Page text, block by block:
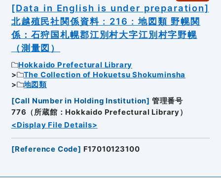
[Data in English is under preparation]
北越殖民社関係資料 : 216 : 地図類 野幌関
係：石狩国札幌郡江別村大字江別村字野幌
（測量図）
Hokkaido Prefectural Library
The Collection of Hokuetsu Shokuminsha
地図類
[Call Number in Holding Institution] 管理番号
776（所蔵館：Hokkaido Prefectural Library）
<Display File Details>
[Reference Code] F17010123100